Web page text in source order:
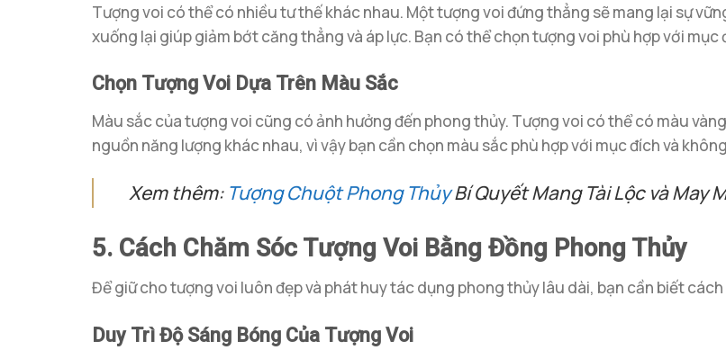
Tượng voi có thể có nhiều tư thế khác nhau. Một tượng voi đứng thẳng sẽ mang lại sự
xuống lại giúp giảm bớt căng thẳng và áp lực. Bạn có thể chọn tượng voi phù hợp với mục
Chọn Tượng Voi Dựa Trên Màu Sắc
Màu sắc của tượng voi cũng có ảnh hưởng đến phong thủy. Tượng voi có thể có màu
nguồn năng lượng khác nhau, vì vậy bạn cần chọn màu sắc phù hợp với mục đích và
Xem thêm: Tượng Chuột Phong ThủyBí Quyết Mang Tài Lộc và May
5. Cách Chăm Sóc Tượng Voi Bằng Đồng Phong Thủy
Để giữ cho tượng voi luôn đẹp và phát huy tác dụng phong thủy lâu dài, bạn cần biết
Duy Trì Độ Sáng Bóng Của Tượng Voi